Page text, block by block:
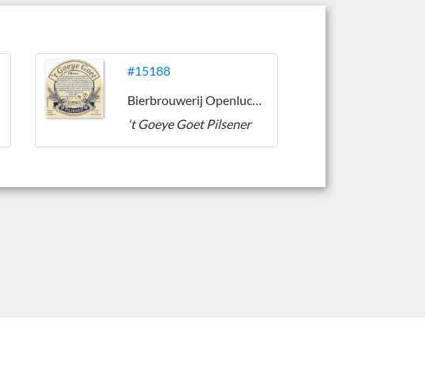
#15188
Bierbrouwerij Openluchtmuseum Arnhem
't Goeye Goet Pilsener